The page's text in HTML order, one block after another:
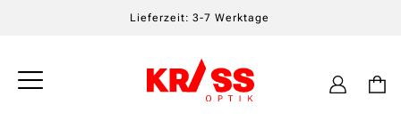
Lieferzeit: 3-7 Werktage
Einloggen